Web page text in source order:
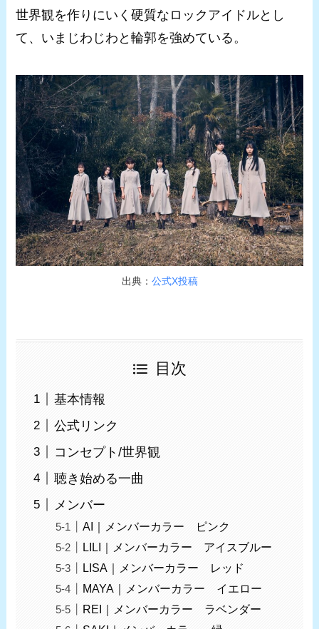
世界観を作りにいく硬質なロックアイドルとし
て、いまじわじわと輪郭を強めている。
出典： 公式X投稿
目次
基本情報
公式リンク
コンセプト/世界観
聴き始める一曲
メンバー
AI｜メンバーカラー ピンク
LILI｜メンバーカラー アイスブルー
LISA｜メンバーカラー レッド
MAYA｜メンバーカラー イエロー
REI｜メンバーカラー ラベンダー